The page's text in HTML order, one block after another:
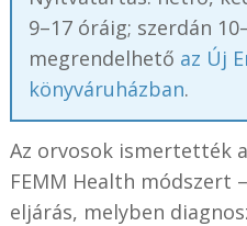
9–17 óráig; szerdán
megrendelhető az Új
könyváruházban.
Az orvosok ismertették
FEMM Health módszert
eljárás, melyben